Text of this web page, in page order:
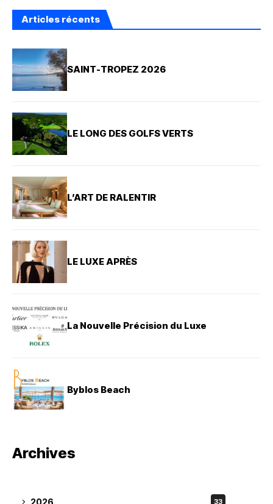
Articles récents
SAINT-TROPEZ 2026
LE LONG DES GOLFS VERTS
L’ART DE RALENTIR
LE LUXE APRÈS
La Nouvelle Précision du Luxe
Byblos Beach
Archives
2026 33